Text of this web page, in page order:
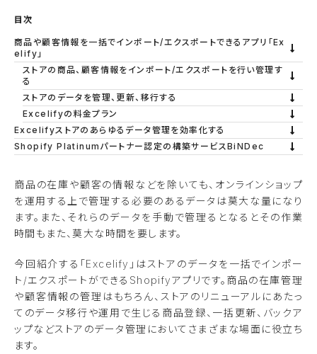
目次
商品や顧客情報を一括でインポート/エクスポートできるアプリ「Ex
elify」
ストアの商品、顧客情報をインポート/エクスポートを行い管理す
る
ストアのデータを管理、更新、移行する
Excelifyの料金プラン
Excelifyストアのあらゆるデータ管理を効率化する
Shopify Platinumパートナー認定の構築サービスBiNDec
商品の在庫や顧客の情報などを除いても、オンラインショップ
を運用する上で管理する必要のあるデータは莫大な量になり
ます。また、それらのデータを手動で管理るとなるとその作業
時間もまた、莫大な時間を要します。
今回紹介する「Excelify」はストアのデータを一括でインポー
ト/エクスポートができるShopifyアプリです。商品の在庫管理
や顧客情報の管理はもちろん、ストアのリニューアルにあたっ
てのデータ移行や運用で生じる商品登録、一括更新、バックア
ップなどストアのデータ管理においてさまざまな場面に役立ち
ます。